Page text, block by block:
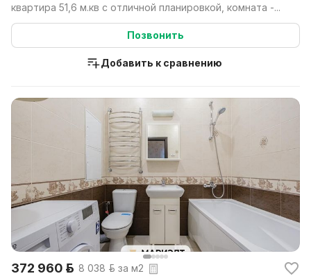
квартира 51,6 м.кв с отличной планировкой, комната -...
Позвонить
Добавить к сравнению
372 960 р. 8 038 р. за м2